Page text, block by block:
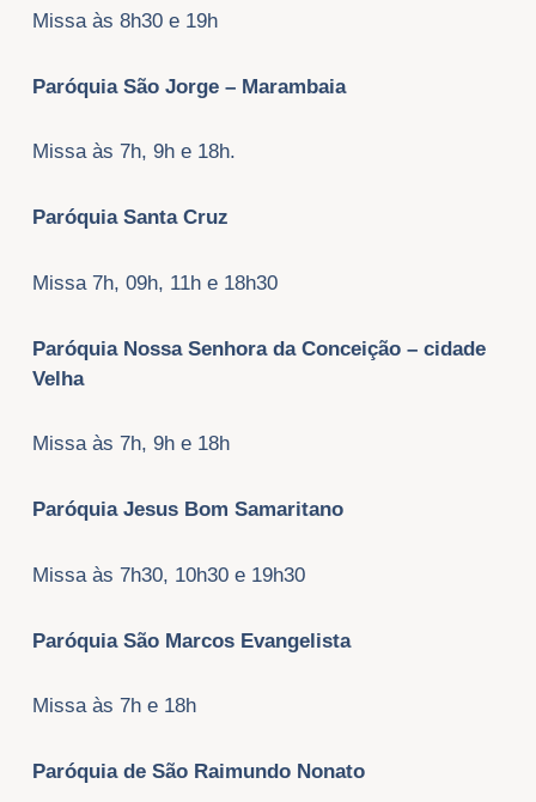
Missa às 8h30 e 19h
Paróquia São Jorge – Marambaia
Missa às 7h, 9h e 18h.
Paróquia Santa Cruz
Missa 7h, 09h, 11h e 18h30
Paróquia Nossa Senhora da Conceição – cidade
Velha
Missa às 7h, 9h e 18h
Paróquia Jesus Bom Samaritano
Missa às 7h30, 10h30 e 19h30
Paróquia São Marcos Evangelista
Missa às 7h e 18h
Paróquia de São Raimundo Nonato